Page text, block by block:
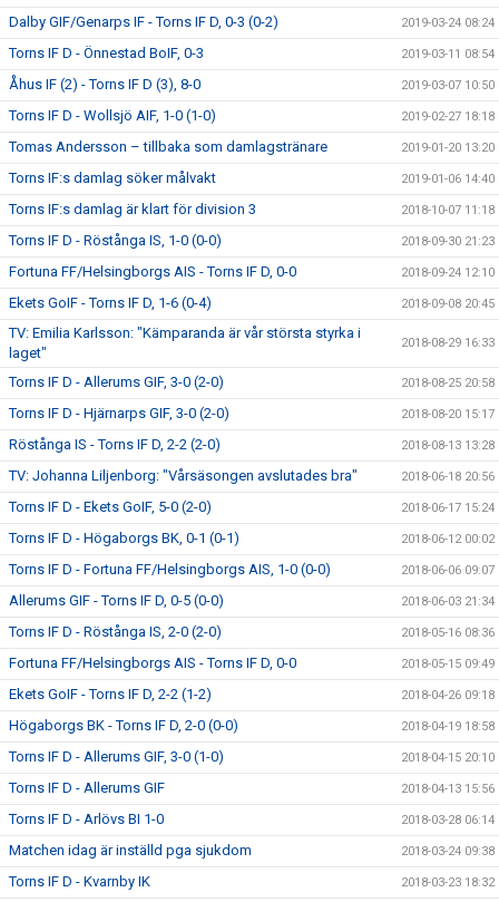
Dalby GIF/Genarps IF - Torns IF D, 0-3 (0-2) 2019-03-24 08:24
Torns IF D - Önnestad BoIF, 0-3 2019-03-11 08:54
Åhus IF (2) - Torns IF D (3), 8-0 2019-03-07 10:50
Torns IF D - Wollsjö AIF, 1-0 (1-0) 2019-02-27 18:18
Tomas Andersson – tillbaka som damlagstränare 2019-01-20 13:20
Torns IF:s damlag söker målvakt 2019-01-06 14:40
Torns IF:s damlag är klart för division 3 2018-10-07 11:18
Torns IF D - Röstånga IS, 1-0 (0-0) 2018-09-30 21:23
Fortuna FF/Helsingborgs AIS - Torns IF D, 0-0 2018-09-24 12:10
Ekets GoIF - Torns IF D, 1-6 (0-4) 2018-09-08 20:45
TV: Emilia Karlsson: "Kämparanda är vår största styrka i
laget"
2018-08-29 16:33
Torns IF D - Allerums GIF, 3-0 (2-0) 2018-08-25 20:58
Torns IF D - Hjärnarps GIF, 3-0 (2-0) 2018-08-20 15:17
Röstånga IS - Torns IF D, 2-2 (2-0) 2018-08-13 13:28
TV: Johanna Liljenborg: "Vårsäsongen avslutades bra" 2018-06-18 20:56
Torns IF D - Ekets GoIF, 5-0 (2-0) 2018-06-17 15:24
Torns IF D - Högaborgs BK, 0-1 (0-1) 2018-06-12 00:02
Torns IF D - Fortuna FF/Helsingborgs AIS, 1-0 (0-0) 2018-06-06 09:07
Allerums GIF - Torns IF D, 0-5 (0-0) 2018-06-03 21:34
Torns IF D - Röstånga IS, 2-0 (2-0) 2018-05-16 08:36
Fortuna FF/Helsingborgs AIS - Torns IF D, 0-0 2018-05-15 09:49
Ekets GoIF - Torns IF D, 2-2 (1-2) 2018-04-26 09:18
Högaborgs BK - Torns IF D, 2-0 (0-0) 2018-04-19 18:58
Torns IF D - Allerums GIF, 3-0 (1-0) 2018-04-15 20:10
Torns IF D - Allerums GIF 2018-04-13 15:56
Torns IF D - Arlövs BI 1-0 2018-03-28 06:14
Matchen idag är inställd pga sjukdom 2018-03-24 09:38
Torns IF D - Kvarnby IK 2018-03-23 18:32